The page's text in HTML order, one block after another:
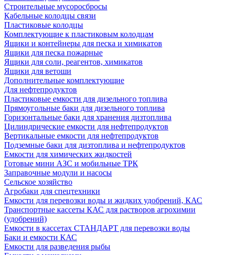
Строительные мусоросбросы
Кабельные колодцы связи
Пластиковые колодцы
Комплектующие к пластиковым колодцам
Ящики и контейнеры для песка и химикатов
Ящики для песка пожарные
Ящики для соли, реагентов, химикатов
Ящики для ветоши
Дополнительные комплектующие
Для нефтепродуктов
Пластиковые емкости для дизельного топлива
Прямоугольные баки для дизельного топлива
Горизонтальные баки для хранения дизтоплива
Цилиндрические емкости для нефтепродуктов
Вертикальные емкости для нефтепродуктов
Подземные баки для дизтоплива и нефтепродуктов
Емкости для химических жидкостей
Готовые мини АЗС и мобильные ТРК
Заправочные модули и насосы
Сельское хозяйство
Агробаки для спецтехники
Емкости для перевозки воды и жидких удобрений, КАС
Транспортные кассеты КАС для растворов агрохимии
(удобрений)
Емкости в кассетах СТАНДАРТ для перевозки воды
Баки и емкости КАС
Емкости для разведения рыбы